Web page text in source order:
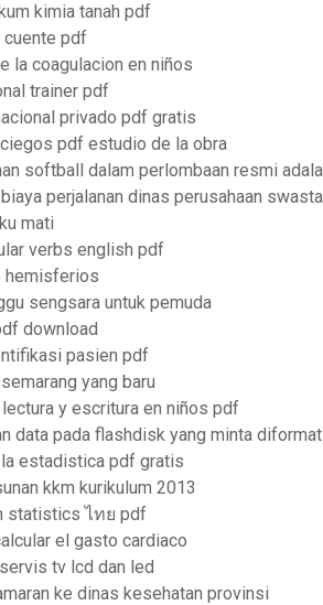
kimia tanah pdf
cuente pdf
la coagulacion en niños
trainer pdf
privado pdf gratis
pdf estudio de la obra
softball dalam perlombaan resmi
perjalanan dinas perusahaan swasta
mati
verbs english pdf
hemisferios
sengsara untuk pemuda
download
pasien pdf
yang baru
y escritura en niños pdf
data pada flashdisk yang minta diformat
estadistica pdf gratis
kkm kurikulum 2013
statistics ไทย pdf
el gasto cardiaco
tv lcd dan led
ke dinas kesehatan provinsi